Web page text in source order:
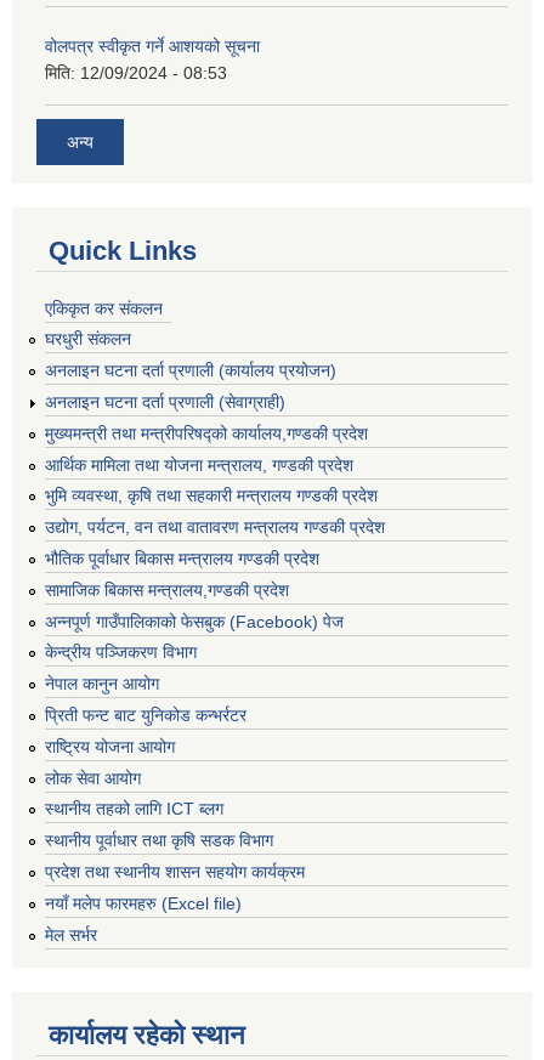
वोलपत्र स्वीकृत गर्ने आशयको सूचना
मिति: 12/09/2024 - 08:53
अन्य
Quick Links
एकिकृत कर संकलन
घरधुरी संकलन
अनलाइन घटना दर्ता प्रणाली (कार्यालय प्रयोजन)
अनलाइन घटना दर्ता प्रणाली (सेवाग्राही)
मुख्यमन्त्री तथा मन्त्रीपरिषद्को कार्यालय,गण्डकी प्रदेश
आर्थिक मामिला तथा योजना मन्त्रालय, गण्डकी प्रदेश
भुमि व्यवस्था, कृषि तथा सहकारी मन्त्रालय गण्डकी प्रदेश
उद्योग, पर्यटन, वन तथा वातावरण मन्त्रालय गण्डकी प्रदेश
भौतिक पूर्वाधार बिकास मन्त्रालय गण्डकी प्रदेश
सामाजिक बिकास मन्त्रालय,गण्डकी प्रदेश
अन्नपूर्ण गाउँपालिकाको फेसबुक (Facebook) पेज
केन्द्रीय पञ्जिकरण विभाग
नेपाल कानुन आयोग
प्रिती फन्ट बाट युनिकोड कन्भर्रटर
राष्ट्रिय योजना आयोग
लोक सेवा आयोग
स्थानीय तहको लागि ICT ब्लग
स्थानीय पूर्वाधार तथा कृषि सडक विभाग
प्रदेश तथा स्थानीय शासन सहयोग कार्यक्रम
नयाँ मलेप फारमहरु (Excel file)
मेल सर्भर
कार्यालय रहेको स्थान